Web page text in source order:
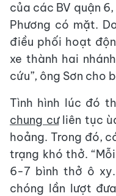
của các BV quận 6,
Phương có mặt.
điều phối hoạt
xe thành hai
cứu”, ông Sơn cho
Tình hình lúc đó
chung cưliên tục
hoảng. Trong đó,
trạng khó thở.
6-7 bình thở ô xy.
chóng lần lượt